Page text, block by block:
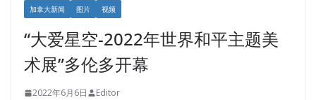
加拿大新闻 图片 视频
“大爱星空-2022年世界和平主题美
术展”多伦多开幕
2022年6月6日 Editor